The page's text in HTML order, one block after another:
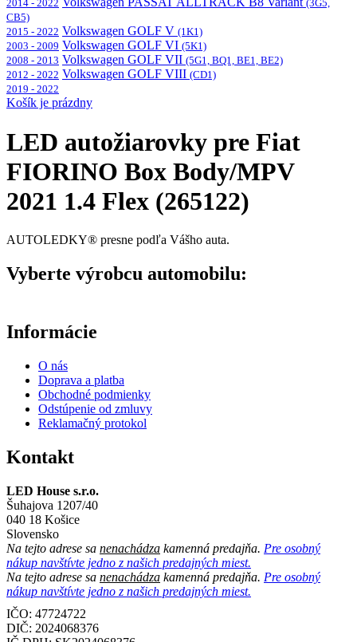
2014 - 2022
(3G5,
CB5)
2015 - 2022 Volkswagen GOLF V (1K1)
2003 - 2009 Volkswagen GOLF VI (5K1)
2008 - 2013 Volkswagen GOLF VII (5G1, BQ1, BE1, BE2)
2012 - 2022 Volkswagen GOLF VIII (CD1)
2019 - 2022
Košík je prázdny
LED autožiarovky pre Fiat
FIORINO Box Body/MPV
2021 1.4 Flex (265122)
AUTOLEDKY® presne podľa Vášho auta.
Vyberte výrobcu automobilu:
Informácie
O nás
Doprava a platba
Obchodné podmienky
Odstúpenie od zmluvy
Reklamačný protokol
Kontakt
LED House s.r.o.
Šuhajova 1207/40
040 18 Košice
Slovensko
Na tejto adrese sa nenachádza kamenná predajňa. Pre osobný
nákup navštívte jedno z našich predajných miest.
Na tejto adrese sa nenachádza kamenná predajňa. Pre osobný
nákup navštívte jedno z našich predajných miest.
IČO: 47724722
DIČ: 2024068376